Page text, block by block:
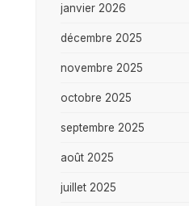
janvier 2026
décembre 2025
novembre 2025
octobre 2025
septembre 2025
août 2025
juillet 2025